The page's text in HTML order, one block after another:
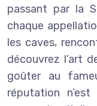
passant par la
chaque
les caves,
découvrez l’art
goûter au
réputation